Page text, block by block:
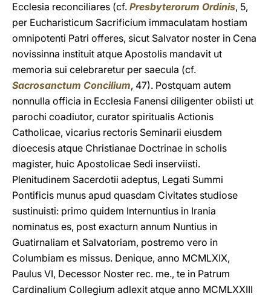
Ecclesia reconciliares (cf. Presbyterorum Ordinis, 5,
per Eucharisticum Sacrificium immaculatam hostiam
omnipotenti Patri offeres, sicut Salvator noster in Cena
novissinna instituit atque Apostolis mandavit ut
memoria sui celebraretur per saecula (cf.
Sacrosanctum Concilium, 47). Postquam autem
nonnulla officia in Ecclesia Fanensi diligenter obiisti ut
parochi coadiutor, curator spiritualis Actionis
Catholicae, vicarius rectoris Seminarii eiusdem
dioecesis atque Christianae Doctrinae in scholis
magister, huic Apostolicae Sedi inserviisti.
Plenitudinem Sacerdotii adeptus, Legati Summi
Pontificis munus apud quasdam Civitates studiose
sustinuisti: primo quidem Internuntius in Irania
nominatus es, post exacturn annum Nuntius in
Guatirnaliam et Salvatoriam, postremo vero in
Columbiam es missus. Denique, anno MCMLXIX,
Paulus VI, Decessor Noster rec. me., te in Patrum
Cardinalium Collegium adlexit atque anno MCMLXXIII